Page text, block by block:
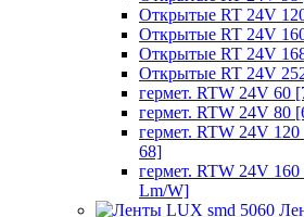
Открытые RT 24V
Открытые RT 24V
Открытые RT 24V
Открытые RT 24V
гермет. RTW 24V 60
гермет. RTW 24V 80
гермет. RTW 24V
68]
гермет. RTW 24V
Lm/W]